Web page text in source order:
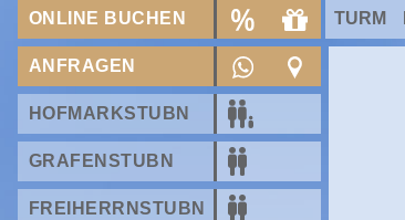
TURM
ONLINE BUCHEN
ANFRAGEN
HOFMARKSTUBN
GRAFENSTUBN
FREIHERRNSTUBN